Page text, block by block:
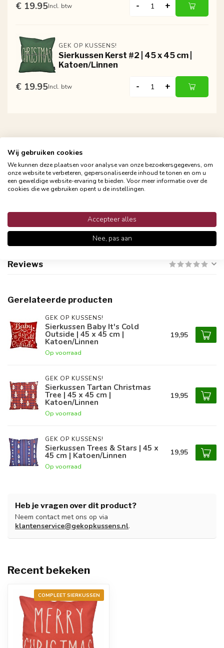
€ 19.95Incl. btw - +
GEK OP KUSSENS!
Sierkussen Kerst #2 | 45 x 45 cm |
Katoen/Linnen
€ 19.95Incl. btw - +
Gratis verzending vanaf €24,95
Snelle en betrouwbare bezorging met PostNL
Productomschrijving
Reviews
Gerelateerde producten
GEK OP KUSSENS!
Sierkussen Baby It's Cold
Outside | 45 x 45 cm |
Katoen/Linnen
Op voorraad
19,95
GEK OP KUSSENS!
Sierkussen Tartan Christmas
Tree | 45 x 45 cm |
Katoen/Linnen
Op voorraad
19,95
GEK OP KUSSENS!
Sierkussen Trees & Stars | 45 x
45 cm | Katoen/Linnen
Op voorraad
19,95
Heb je vragen over dit product?
Neem contact met ons op via
klantenservice@gekopkussens.nl.
Recent bekeken
COMPLEET SIERKUSSEN
Wij gebruiken cookies
We kunnen deze plaatsen voor analyse van onze bezoekersgegevens, om
onze website te verbeteren, gepersonaliseerde inhoud te tonen en om u
een geweldige website-ervaring te bieden. Voor meer informatie over de
cookies die we gebruiken opent u de instellingen.
Accepteer alles
Nee, pas aan